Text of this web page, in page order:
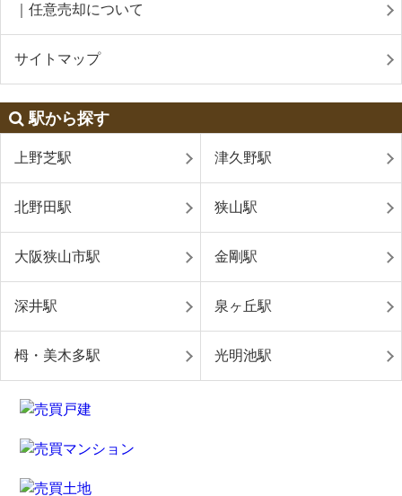
｜任意売却について
サイトマップ
駅から探す
上野芝駅 津久野駅
北野田駅 狭山駅
大阪狭山市駅 金剛駅
深井駅 泉ヶ丘駅
栂・美木多駅 光明池駅